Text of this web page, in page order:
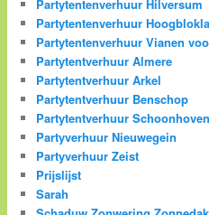
Partytentenverhuur Hilversum
Partytentenverhuur
Partytentenverhuur Vianen
Partytentverhuur Almere
Partytentverhuur Arkel
Partytentverhuur Benschop
Partytentverhuur Schoonhoven
Partyverhuur Nieuwegein
Partyverhuur Zeist
Prijslijst
Sarah